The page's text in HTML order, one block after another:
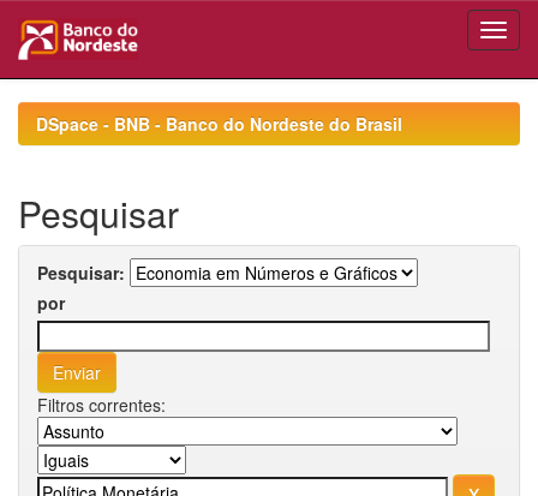
navigationDSpace - BNB - Banco do Nordeste do Brasil
Pesquisar
Pesquisar:
por
Filtros correntes: